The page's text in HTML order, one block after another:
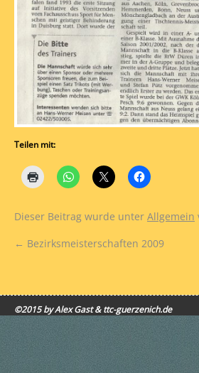
Teilen mit:
Dieser Beitrag wurde unter Allgemein
← Bezirksmeisterschaften 2009
©2015 by Alex Gast & ttc-guerzenich.de